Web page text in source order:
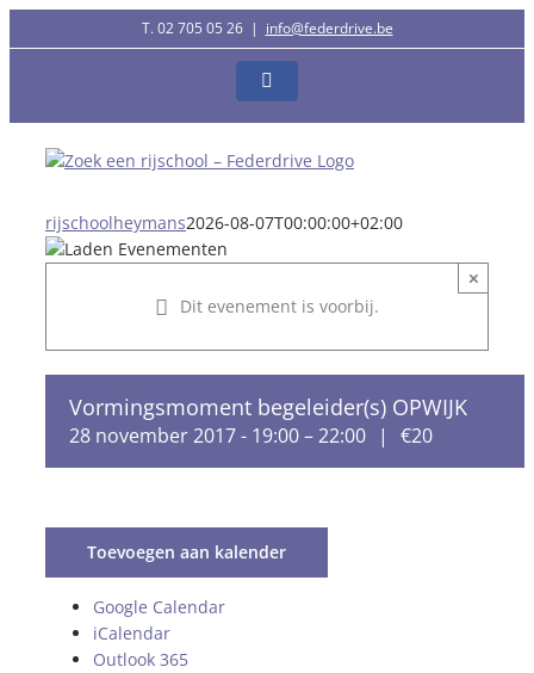
naar
T. 02 705 05 26 | info@federdrive.be
Facebook
rijschoolheymans2026-08-07T00:00:00+02:00
Dit evenement is voorbij.
×
Vormingsmoment begeleider(s) OPWIJK
28 november 2017 - 19:00–22:00 | €20
Toevoegen aan kalender
Google Calendar
iCalendar
Outlook 365